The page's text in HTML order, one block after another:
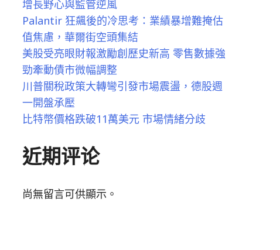
增長野心與監管逆風
Palantir 狂飆後的冷思考：業績暴增難掩估
值焦慮，華爾街空頭集結
美股受亮眼財報激勵創歷史新高 零售數據強
勁牽動債市微幅調整
川普關稅政策大轉彎引發市場震盪，德股週
一開盤承壓
比特幣價格跌破11萬美元 市場情緒分歧
近期评论
尚無留言可供顯示。